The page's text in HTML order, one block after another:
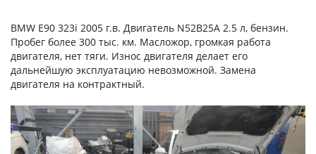
BMW E90 323i 2005 г.в. Двигатель N52B25A 2.5 л, бензин.
Пробег более 300 тыс. км. Масложор, громкая работа
двигателя, нет тяги. Износ двигателя делает его
дальнейшую эксплуатацию невозможной. Замена
двигателя на контрактный.